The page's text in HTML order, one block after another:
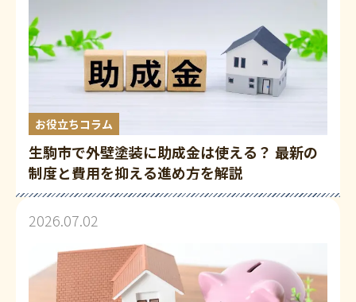
お役立ちコラム
生駒市で外壁塗装に助成金は使える？ 最新の
制度と費用を抑える進め方を解説
2026.07.02